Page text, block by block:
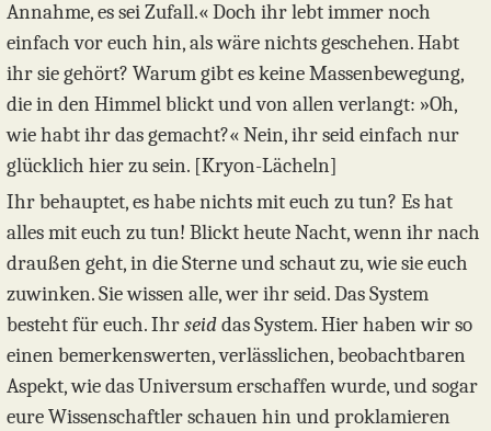
Annahme, es sei Zufall.« Doch ihr lebt immer noch
einfach vor euch hin, als wäre nichts geschehen. Habt
ihr sie gehört? Warum gibt es keine Massenbewegung,
die in den Himmel blickt und von allen verlangt: »Oh,
wie habt ihr das gemacht?« Nein, ihr seid einfach nur
glücklich hier zu sein. [Kryon-Lächeln]
Ihr behauptet, es habe nichts mit euch zu tun? Es hat
alles mit euch zu tun! Blickt heute Nacht, wenn ihr nach
draußen geht, in die Sterne und schaut zu, wie sie euch
zuwinken. Sie wissen alle, wer ihr seid. Das System
besteht für euch. Ihrseiddas System. Hier haben wir so
einen bemerkenswerten, verlässlichen, beobachtbaren
Aspekt, wie das Universum erschaffen wurde, und sogar
eure Wissenschaftler schauen hin und proklamieren